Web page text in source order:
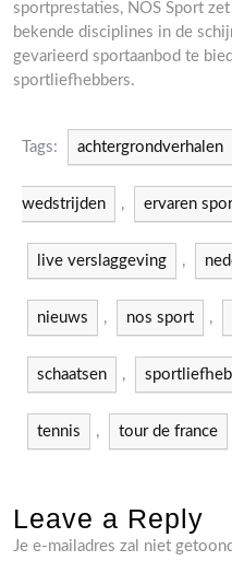
sportprestaties, NOS Sport
bekende disciplines in de
gevarieerd sportaanbod te
sportliefhebbers.
Tags: achtergrondverhalen
wedstrijden , ervaren
live verslaggeving ,
nieuws , nos sport ,
schaatsen ,
tennis , tour de france
Leave a Reply
Je e-mailadres zal niet